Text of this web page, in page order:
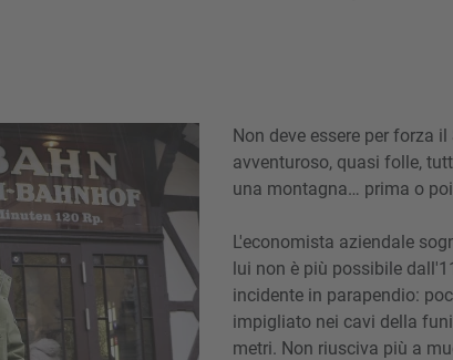
Non deve essere per forza
avventuroso, quasi folle,
una montagna… prima o
L'economista aziendale
lui non è più possibile
incidente in parapendio:
impigliato nei cavi della
metri. Non riusciva più a